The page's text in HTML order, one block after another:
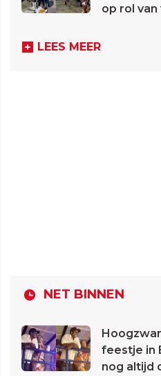
op rol
LEES MEER
NET BINNEN
feestje in
nog altijd